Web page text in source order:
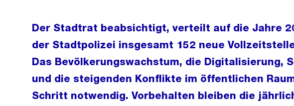
Der Stadtrat beabsichtigt, verteilt auf die Jahre
der Stadtpolizei insgesamt 152 neue
Das Bevölkerungswachstum, die Digitalisierung,
und die steigenden Konflikte im öffentlichen
Schritt notwendig. Vorbehalten bleiben die